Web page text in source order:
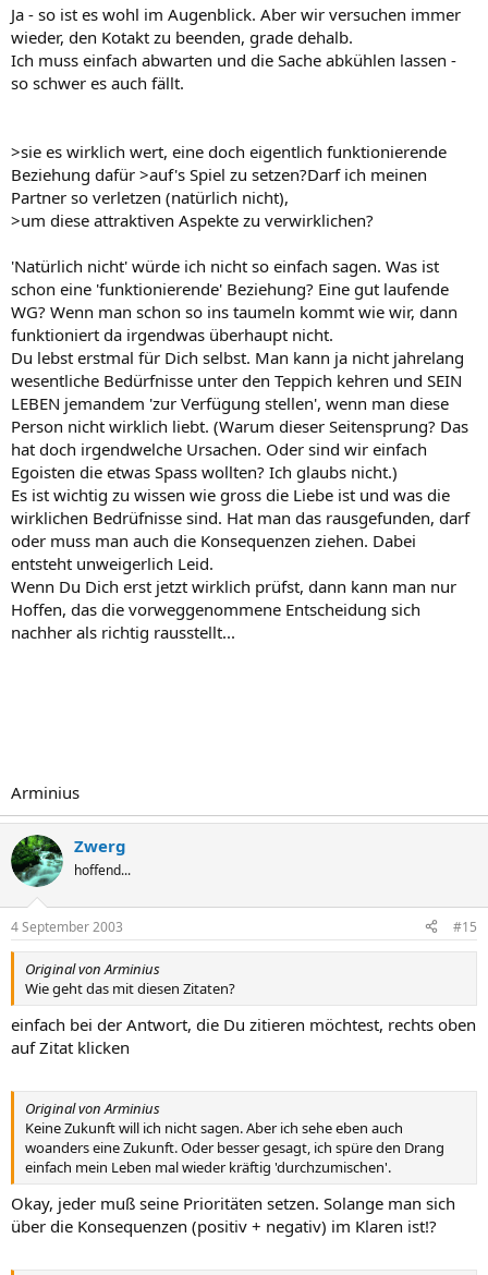
Ja - so ist es wohl im Augenblick. Aber wir versuchen immer
wieder, den Kotakt zu beenden, grade dehalb.
Ich muss einfach abwarten und die Sache abkühlen lassen -
so schwer es auch fällt.
>sie es wirklich wert, eine doch eigentlich funktionierende
Beziehung dafür >auf's Spiel zu setzen?Darf ich meinen
Partner so verletzen (natürlich nicht),
>um diese attraktiven Aspekte zu verwirklichen?
'Natürlich nicht' würde ich nicht so einfach sagen. Was ist
schon eine 'funktionierende' Beziehung? Eine gut laufende
WG? Wenn man schon so ins taumeln kommt wie wir, dann
funktioniert da irgendwas überhaupt nicht.
Du lebst erstmal für Dich selbst. Man kann ja nicht jahrelang
wesentliche Bedürfnisse unter den Teppich kehren und SEIN
LEBEN jemandem 'zur Verfügung stellen', wenn man diese
Person nicht wirklich liebt. (Warum dieser Seitensprung? Das
hat doch irgendwelche Ursachen. Oder sind wir einfach
Egoisten die etwas Spass wollten? Ich glaubs nicht.)
Es ist wichtig zu wissen wie gross die Liebe ist und was die
wirklichen Bedrüfnisse sind. Hat man das rausgefunden, darf
oder muss man auch die Konsequenzen ziehen. Dabei
entsteht unweigerlich Leid.
Wenn Du Dich erst jetzt wirklich prüfst, dann kann man nur
Hoffen, das die vorweggenommene Entscheidung sich
nachher als richtig rausstellt...
Arminius
Zwerg
hoffend...
4 September 2003 #15
Original von Arminius
Wie geht das mit diesen Zitaten?
einfach bei der Antwort, die Du zitieren möchtest, rechts oben
auf Zitat klicken
Original von Arminius
Keine Zukunft will ich nicht sagen. Aber ich sehe eben auch
woanders eine Zukunft. Oder besser gesagt, ich spüre den Drang
einfach mein Leben mal wieder kräftig 'durchzumischen'.
Okay, jeder muß seine Prioritäten setzen. Solange man sich
über die Konsequenzen (positiv + negativ) im Klaren ist!?